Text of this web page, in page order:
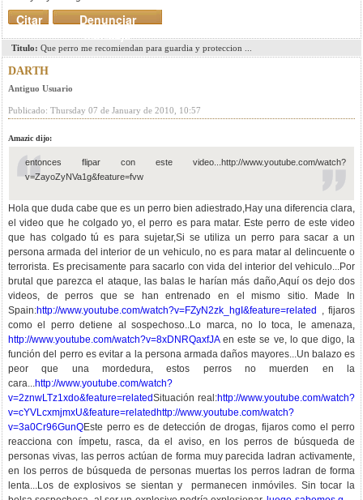
Denunciar
mensaje
Citar
Titulo: Que perro me recomiendan para guardia y proteccion ...
DARTH
Antiguo Usuario
Publicado: Thursday 07 de January de 2010, 10:57
Amazic dijo:
entonces flipar con este video...http://www.youtube.com/watch?
v=ZayoZyNVa1g&feature=fvw
Hola que duda cabe que es un perro bien adiestrado,Hay una diferencia clara,
el video que he colgado yo, el perro es para matar. Este perro de este video
que has colgado tú es para sujetar,Si se utiliza un perro para sacar a un
persona armada del interior de un vehiculo, no es para matar al delincuente o
terrorista. Es precisamente para sacarlo con vida del interior del vehiculo...Por
brutal que parezca el ataque, las balas le harían más daño,Aquí os dejo dos
videos, de perros que se han entrenado en el mismo sitio. Made In
Spain:http://www.youtube.com/watch?v=FZyN2zk_hgI&feature=related
, fijaros
como el perro detiene al sospechoso..Lo marca, no lo toca, le amenaza,
http://www.youtube.com/watch?v=8xDNRQaxfJAen este se ve, lo que digo, la
función del perro es evitar a la persona armada daños mayores...Un balazo es
peor que una mordedura, estos perros no muerden en la
cara...http://www.youtube.com/watch?
v=2znwLTz1xdo&feature=relatedSituación real:http://www.youtube.com/watch?
v=cYVLcxmjmxU&feature=related http://www.youtube.com/watch?
v=3a0Cr96GunQEste perro es de detección de drogas, fijaros como el perro
reacciona con ímpetu, rasca, da el aviso, en los perros de búsqueda de
personas vivas, las perros actúan de forma muy parecida ladran activamente,
en los perros de búsqueda de personas muertas los perros ladran de forma
lenta...Los de explosivos se sientan y permanecen inmóviles. Sin tocar la